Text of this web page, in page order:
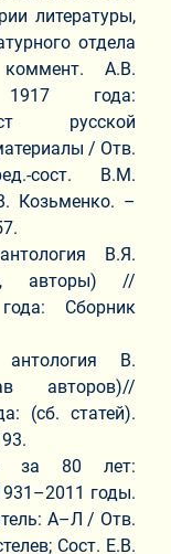
литературы,
отдела
А.В.
года:
русской
/ Отв.
сост. В.М.
Козьменко. –
В.Я.
авторы) //
Сборник
антология В.
авторов)//
(сб. статей).
за 80 лет:
годы.
А–Л / Отв.
Сост. Е.В.